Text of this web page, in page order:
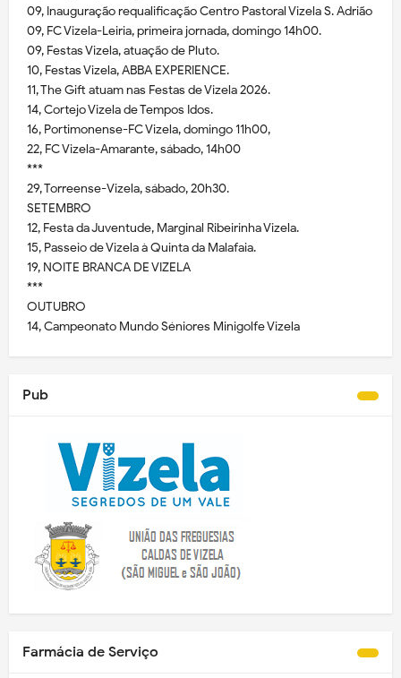
09, Inauguração requalificação Centro Pastoral Vizela S. Adrião
09, FC Vizela-Leiria, primeira jornada, domingo 14h00.
09, Festas Vizela, atuação de Pluto.
10, Festas Vizela, ABBA EXPERIENCE.
11, The Gift atuam nas Festas de Vizela 2026.
14, Cortejo Vizela de Tempos Idos.
16, Portimonense-FC Vizela, domingo 11h00,
22, FC Vizela-Amarante, sábado, 14h00
***
29, Torreense-Vizela, sábado, 20h30.
SETEMBRO
12, Festa da Juventude, Marginal Ribeirinha Vizela.
15, Passeio de Vizela à Quinta da Malafaia.
19, NOITE BRANCA DE VIZELA
***
OUTUBRO
14, Campeonato Mundo Séniores Minigolfe Vizela
Pub
Farmácia de Serviço